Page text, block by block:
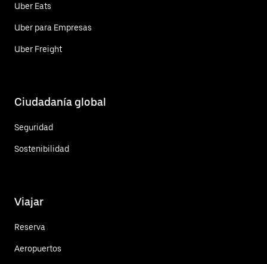
Uber Eats
Uber para Empresas
Uber Freight
Ciudadanía global
Seguridad
Sostenibilidad
Viajar
Reserva
Aeropuertos